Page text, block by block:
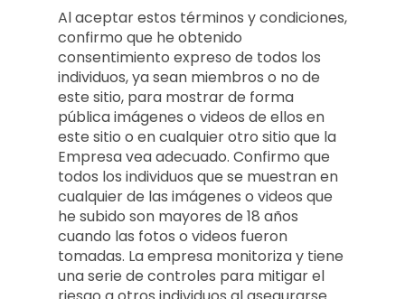
Al aceptar estos términos y condiciones,
confirmo que he obtenido
consentimiento expreso de todos los
individuos, ya sean miembros o no de
este sitio, para mostrar de forma
pública imágenes o videos de ellos en
este sitio o en cualquier otro sitio que la
Empresa vea adecuado. Confirmo que
todos los individuos que se muestran en
cualquier de las imágenes o videos que
he subido son mayores de 18 años
cuando las fotos o videos fueron
tomadas. La empresa monitoriza y tiene
una serie de controles para mitigar el